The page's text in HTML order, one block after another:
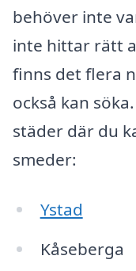
behöver inte
inte hittar rätt
finns det flera
också kan
städer där du
smeder:
Ystad
Kåseberga